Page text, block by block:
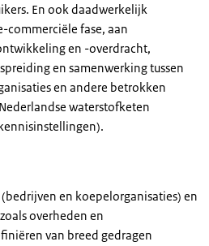
En ook daadwerkelijk
commerciële fase, aan
en -overdracht,
en samenwerking tussen
en andere betrokken
waterstofketen
en koepelorganisaties) en
overheden en
van breed gedragen